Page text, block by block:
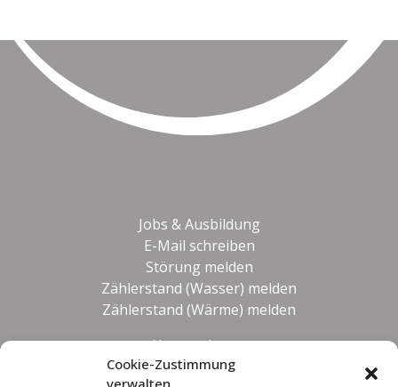
Cookie-Zustimmung
verwalten
Jobs & Ausbildung
E-Mail schreiben
Störung melden
Zählerstand (Wasser) melden
Zählerstand (Wärme) melden
Unternehmen
Impressum